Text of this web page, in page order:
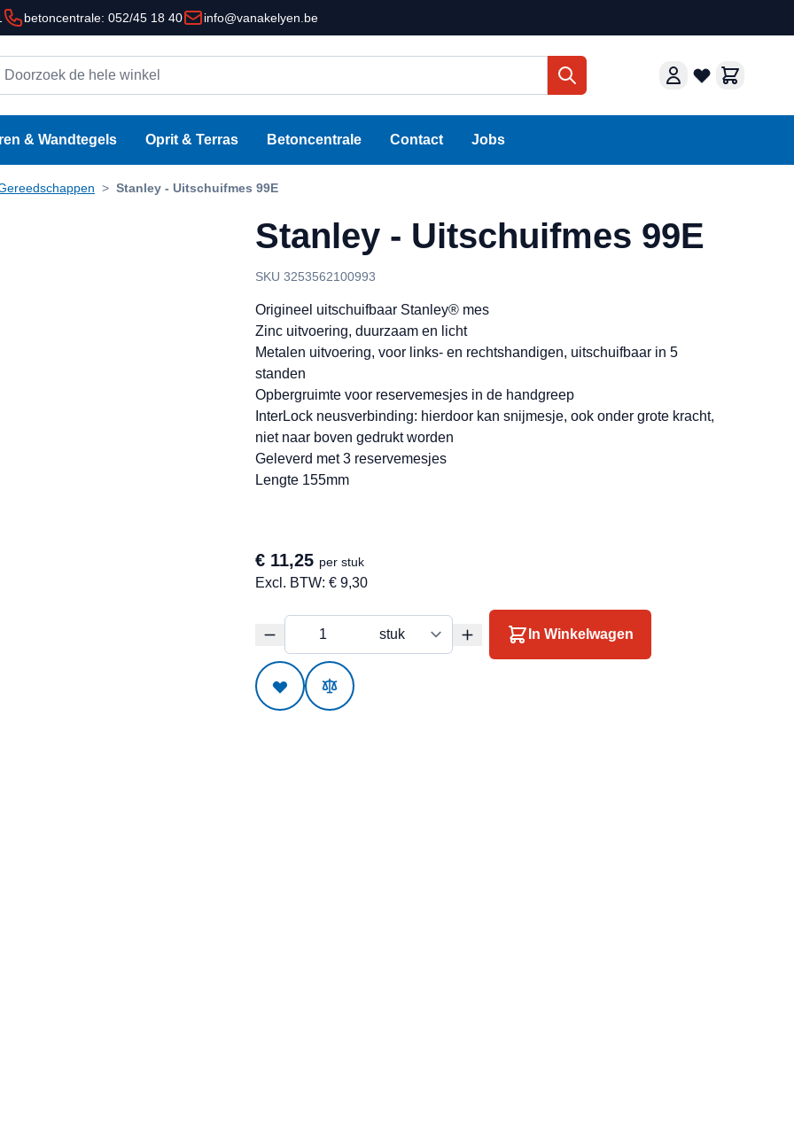
betoncentrale: 052/45 18 40 info@vanakelyen.be
de hele winkel
& Wandtegels Oprit & Terras Betoncentrale Contact Jobs
> Stanley - Uitschuifmes 99E
Stanley - Uitschuifmes 99E
SKU 3253562100993
Origineel uitschuifbaar Stanley® mes
Zinc uitvoering, duurzaam en licht
Metalen uitvoering, voor links- en rechtshandigen, uitschuifbaar in 5
standen
Opbergruimte voor reservemesjes in de handgreep
InterLock neusverbinding: hierdoor kan snijmesje, ook onder grote kracht,
niet naar boven gedrukt worden
Geleverd met 3 reservemesjes
Lengte 155mm
€ 11,25 per stuk
Excl. BTW: € 9,30
In Winkelwagen